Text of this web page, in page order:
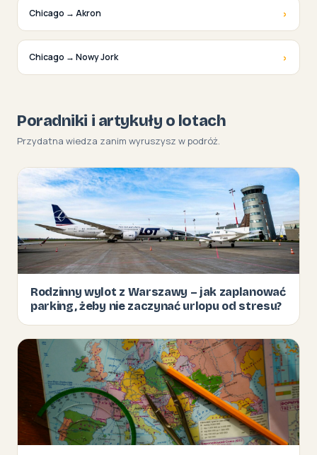
Chicago → Akron ›
Chicago → Nowy Jork ›
Poradniki i artykuły o lotach
Przydatna wiedza zanim wyruszysz w podróż.
Rodzinny wylot z Warszawy – jak zaplanować
parking, żeby nie zaczynać urlopu od stresu?